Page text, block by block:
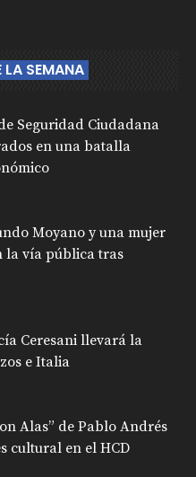
LA SEMANA
Seguridad Ciudadana
en una batalla
Moyano y una mujer
la vía pública tras
Ceresani llevará la
e Italia
Alas” de Pablo Andrés
cultural en el HCD